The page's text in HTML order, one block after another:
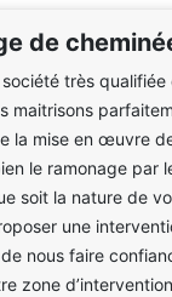
de
très
maitrisons
la mise en œuvre
le ramonage par
soit la nature de
une
nous faire
zone